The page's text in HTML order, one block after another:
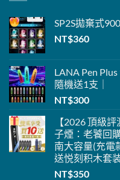
SP2S拋棄式
NT$360
LANA Pen
隨機送1支｜
NT$300
【2026 頂級
子煙：老饕回
南大容量(充電
送悦刻积木套
NT$350